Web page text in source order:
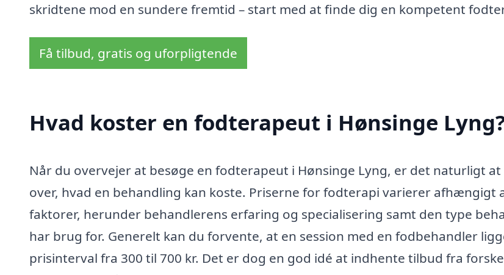
skridtene mod en sundere fremtid – start med at finde dig en kompetent
Få tilbud, gratis og uforpligtende
Hvad koster en fodterapeut i Hønsinge
Når du overvejer at besøge en fodterapeut i Hønsinge Lyng, er det naturligt at
over, hvad en behandling kan koste. Priserne for fodterapi varierer afhængigt
faktorer, herunder behandlerens erfaring og specialisering samt den type
har brug for. Generelt kan du forvente, at en session med en fodbehandler
prisinterval fra 300 til 700 kr. Det er dog en god idé at indhente tilbud fra